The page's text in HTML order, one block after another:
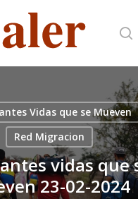
Vidas que se Mueven
Red Migracion
vidas que
23-02-2024